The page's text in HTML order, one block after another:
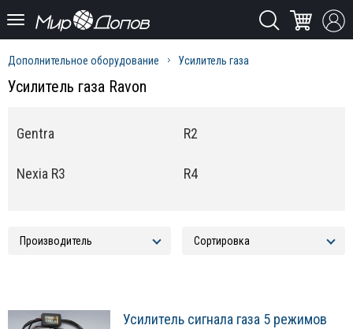
Дополнительное оборудование Усилитель газа
Усилитель газа Ravon
Gentra
Nexia R3
R2
R4
Усилитель сигнала газа 5 режимов